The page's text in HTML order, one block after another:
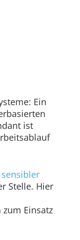
Ein
ist
sensibler
Stelle. Hier
Einsatz